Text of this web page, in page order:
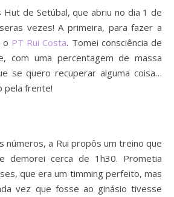
Hut de Setúbal, que abriu no dia 1 de
vezes! A primeira, para fazer a
o PT Rui Costa. Tomei consciência de
com uma percentagem de massa
se quero recuperar alguma coisa…
pela frente!
números, a Rui propôs um treino que
demorei cerca de 1h30. Prometia
que era um timming perfeito, mas
vez que fosse ao ginásio tivesse